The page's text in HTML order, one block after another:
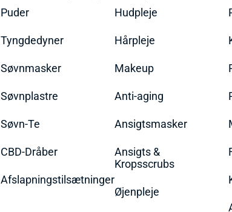
Puder
Tyngdedyner
Søvnmasker
Søvnplastre
Søvn-Te
CBD-Dråber
Afslapningstilsætninger
Hudpleje
Hårpleje
Makeup
Anti-aging
Ansigtsmasker
Ansigts &
Kropsscrubs
Øjenpleje